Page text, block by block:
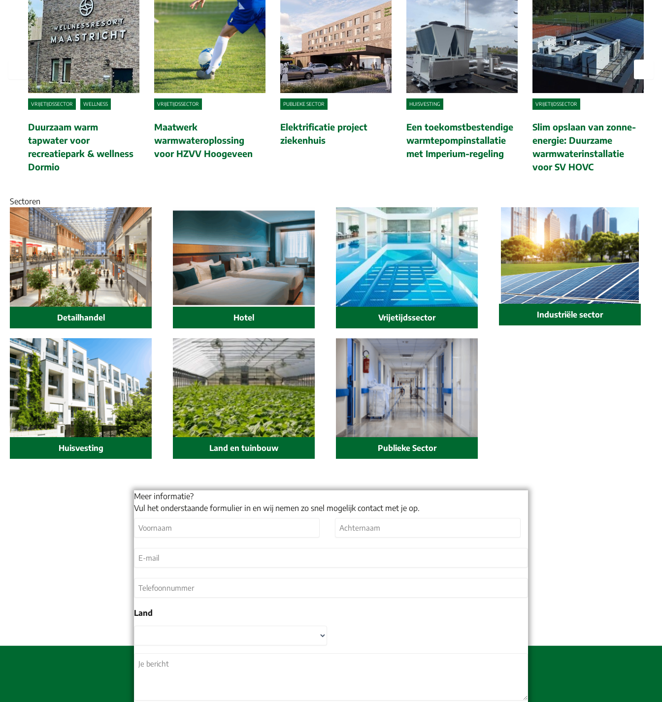
Duurzaam warm
tapwater voor
recreatiepark & wellness
Dormio
VRIJETIJDSSECTOR WELLNESS
Maatwerk
warmwateroplossing
voor HZVV Hoogeveen
VRIJETIJDSSECTOR
Elektrificatie project
ziekenhuis
PUBLIEKE SECTOR
Een toekomstbestendige
warmtepompinstallatie
met Imperium-regeling
HUISVESTING
Slim opslaan van zonne-
energie: Duurzame
warmwaterinstallatie
voor SV HOVC
VRIJETIJDSSECTOR
Previous
Sectoren
Detailhandel Hotel Vrijetijdssector Industriële sector
Huisvesting Land en tuinbouw Publieke Sector
Meer informatie?
Vul het onderstaande formulier in en wij nemen zo snel mogelijk contact met je op.
(Vereist)
mail
Telefoonnummer
Land
bericht